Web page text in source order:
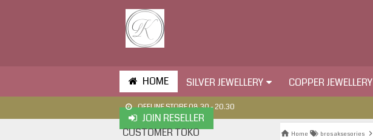
HOME SILVER JEWELLERY COPPER JEWELLERY
JOIN RESELLER
OFFLINE STORE 08.30 - 20.30
Home bros aksesories
CUSTOMER TOKO